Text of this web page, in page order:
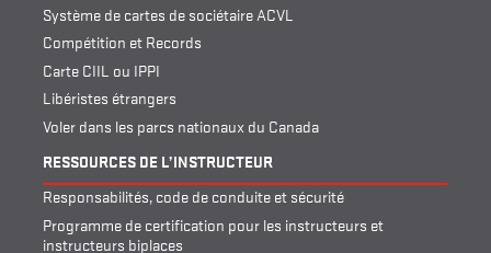
Système de cartes de sociétaire ACVL
Compétition et Records
Carte CIIL ou IPPI
Libéristes étrangers
Voler dans les parcs nationaux du Canada
RESSOURCES DE L’INSTRUCTEUR
Responsabilités, code de conduite et sécurité
Programme de certification pour les instructeurs et
instructeurs biplaces